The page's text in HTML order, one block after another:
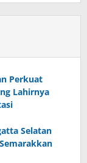
Perkuat
Lahirnya
Selatan